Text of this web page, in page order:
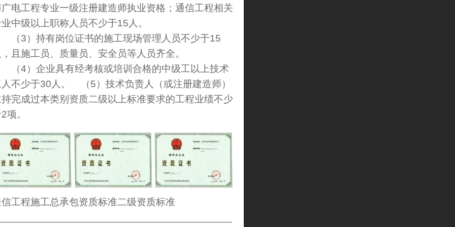
电工程专业一级注册建造师执业资格；通信工程相关
中级以上职称人员不少于15人。
3）持有岗位证书的施工现场管理人员不少于15
且施工员、质量员、安全员等人员齐全。
4）企业具有经考核或培训合格的中级工以上技术
不少于30人。 （5）技术负责人（或注册建造师）
完成过本类别资质二级以上标准要求的工程业绩不少
项。
工程施工总承包资质标准二级资质标准